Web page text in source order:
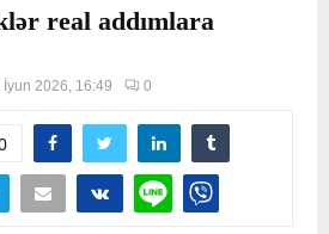
real addımlara
İyun 2026, 16:49 0